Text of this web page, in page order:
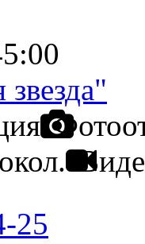
25